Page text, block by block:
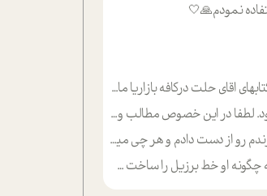
نمودم🙏🤍
شده ش تومجله از طریق سایت هم خوبه اینکه درزیر اخرصفحه گذاشته شده خب ادم خبره میره نصب میکنه میخونه ولی هرکسی گوشیش ظرفیتش نداره باتشکر
در این خصوص مطالب و مثال های بیشتر ی ارایه دهید
برزیل را ساخت چگونه با چه چیز هایی